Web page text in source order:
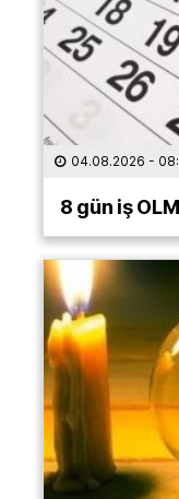
04.08.2026 -
8 gün iş